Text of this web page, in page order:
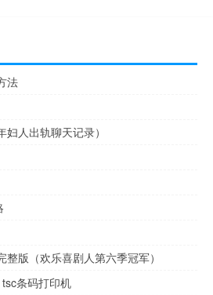
法
人出轨聊天记录）
版（欢乐喜剧人第六季冠军）
条码打印机